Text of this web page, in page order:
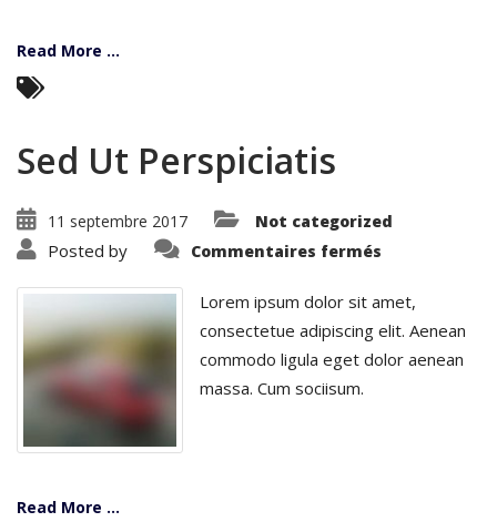
Read More ...
Sed Ut Perspiciatis
11 septembre 2017 Not categorized
Posted by Commentaires fermés
Lorem ipsum dolor sit amet,
consectetue adipiscing elit. Aenean
commodo ligula eget dolor aenean
massa. Cum sociisum.
Read More ...